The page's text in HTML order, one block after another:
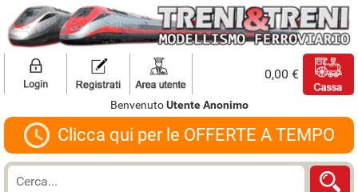
0,00 €
BenvenutoUtente Anonimo
Clicca qui per le OFFERTE A TEMPO